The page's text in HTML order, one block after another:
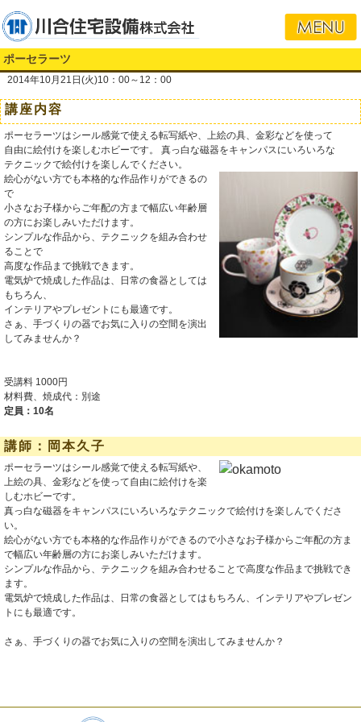
ポーセラーツ
2014年10月21日(火)10：00～12：00
講座内容
ポーセラーツはシール感覚で使える転写紙や、上絵の具、金彩などを使って
自由に絵付けを楽しむホビーです。 真っ白な磁器をキャンパスにいろいろな
テクニックで絵付けを楽しんでください。
絵心がない方でも本格的な作品作りができるの
で
小さなお子様からご年配の方まで幅広い年齢層
の方にお楽しみいただけます。
シンプルな作品から、テクニックを組み合わせ
ることで
高度な作品まで挑戦できます。
電気炉で焼成した作品は、日常の食器としては
もちろん、
インテリアやプレゼントにも最適です。
さぁ、手づくりの器でお気に入りの空間を演出
してみませんか？
受講料 1000円
材料費、焼成代：別途
定員：10名
講師：岡本久子
ポーセラーツはシール感覚で使える転写紙や、
上絵の具、金彩などを使って自由に絵付けを楽
しむホビーです。
真っ白な磁器をキャンパスにいろいろなテクニックで絵付けを楽しんでくださ
い。
絵心がない方でも本格的な作品作りができるので小さなお子様からご年配の方ま
で幅広い年齢層の方にお楽しみいただけます。
シンプルな作品から、テクニックを組み合わせることで高度な作品まで挑戦でき
ます。
電気炉で焼成した作品は、日常の食器としてはもちろん、インテリアやプレゼン
トにも最適です。
さぁ、手づくりの器でお気に入りの空間を演出してみませんか？